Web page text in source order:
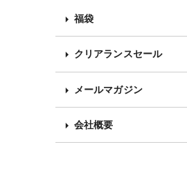
福袋
クリアランスセール
メールマガジン
会社概要